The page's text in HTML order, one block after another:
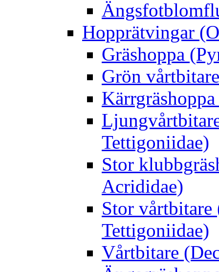
Hopprätvingar
Gräshoppa
Grön
Tettigoniidae)
Stor
Acrididae)
Stor
Tettigoniidae)
Vårtbitare